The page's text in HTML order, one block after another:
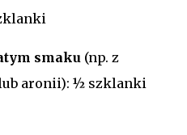
smaku (np. z
aronii): ½ szklanki